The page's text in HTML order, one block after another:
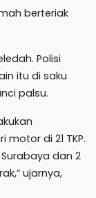
berteriak
Polisi
itu di saku
palsu.
di 21 TKP.
dan 2
ujarnya,